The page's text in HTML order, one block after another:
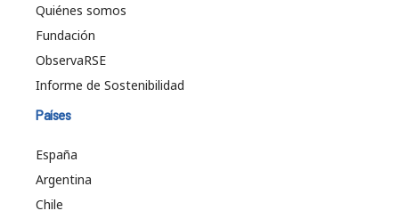
Quiénes somos
Fundación
ObservaRSE
Informe de Sostenibilidad
Países
España
Argentina
Chile